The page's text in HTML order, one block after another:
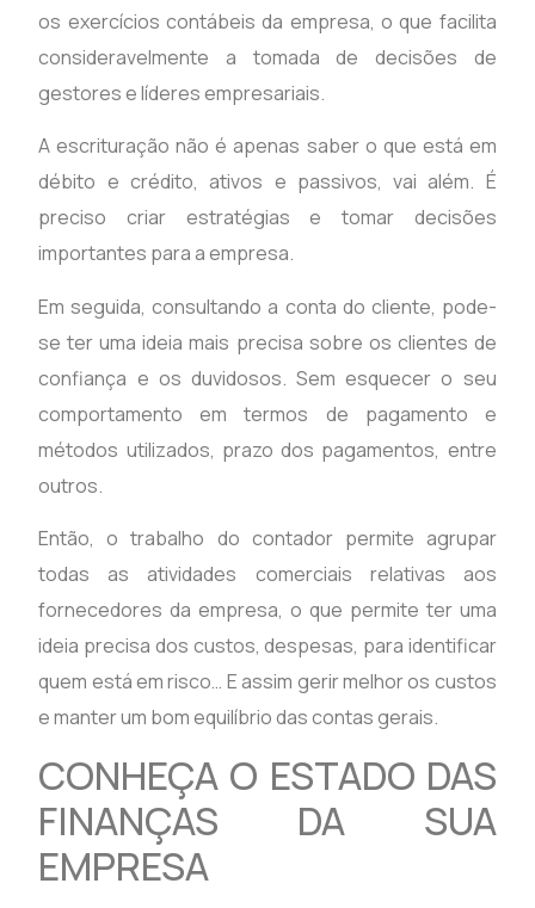
os exercícios contábeis da empresa, o que facilita
consideravelmente a tomada de decisões de
gestores e líderes empresariais.
A escrituração não é apenas saber o que está em
débito e crédito, ativos e passivos, vai além. É
preciso criar estratégias e tomar decisões
importantes para a empresa.
Em seguida, consultando a conta do cliente, pode-
se ter uma ideia mais precisa sobre os clientes de
confiança e os duvidosos. Sem esquecer o seu
comportamento em termos de pagamento e
métodos utilizados, prazo dos pagamentos, entre
outros.
Então, o trabalho do contador permite agrupar
todas as atividades comerciais relativas aos
fornecedores da empresa, o que permite ter uma
ideia precisa dos custos, despesas, para identificar
quem está em risco… E assim gerir melhor os custos
e manter um bom equilíbrio das contas gerais.
CONHEÇA O ESTADO DAS
FINANÇAS DA SUA
EMPRESA